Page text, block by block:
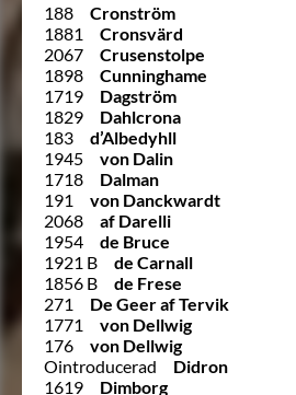
188
Cronström
1881
Cronsvärd
2067
Crusenstolpe
1898
Cunninghame
1719
Dagström
1829
Dahlcrona
183
d’Albedyhll
1945
von Dalin
1718
Dalman
191
von Danckwardt
2068
af Darelli
1954
de Bruce
1921 B
de Carnall
1856 B
de Frese
271
De Geer af Tervik
1771
von Dellwig
176
von Dellwig
Ointroducerad
Didron
1619
Dimborg